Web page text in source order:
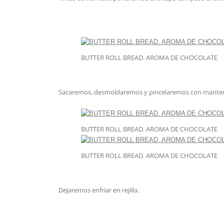
BUTTER ROLL BREAD. AROMA DE CHOCOLATE
Sacaremos, desmoldaremos y pincelaremos con
BUTTER ROLL BREAD. AROMA DE CHOCOLATE
BUTTER ROLL BREAD. AROMA DE CHOCOLATE
Dejaremos enfriar en rejilla.